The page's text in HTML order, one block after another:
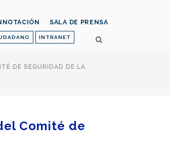
INTRANET
SALA DE PRENSA
DE SEGURIDAD DE LA
Comité de